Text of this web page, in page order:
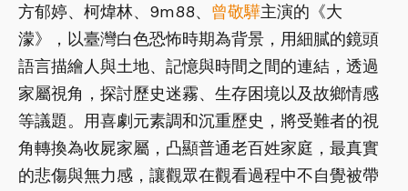
方郁婷、柯煒林、9m88、 曾敬驊主演的《大
濛》，以臺灣白色恐怖時期為背景，用細膩的鏡頭
語言描繪人與土地、記憶與時間之間的連結，透過
家屬視角，探討歷史迷霧、生存困境以及故鄉情感
等議題。用喜劇元素調和沉重歷史，將受難者的視
角轉換為收屍家屬，凸顯普通老百姓家庭，最真實
的悲傷與無力感，讓觀眾在觀看過程中不自覺被帶